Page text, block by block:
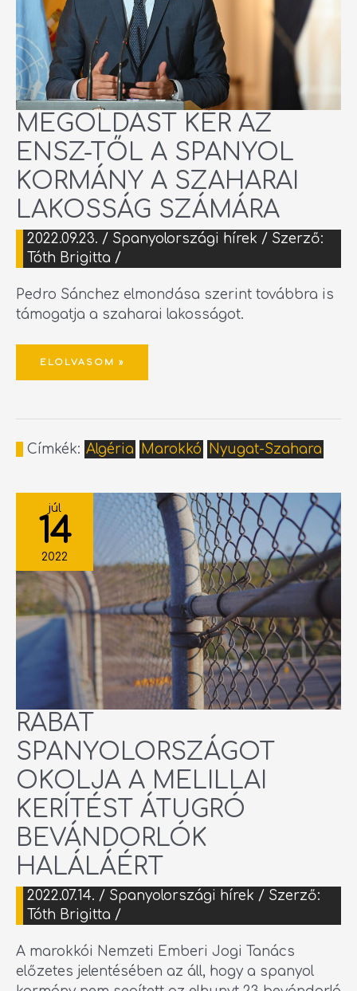
MEGOLDÁST KÉR AZ
ENSZ-TŐL A SPANYOL
KORMÁNY A SZAHARAI
LAKOSSÁG SZÁMÁRA
2022.09.23. / Spanyolországi hírek / Szerző:
Tóth Brigitta /
Pedro Sánchez elmondása szerint továbbra is
támogatja a szaharai lakosságot.
ELOLVASOM »
Címkék: Algéria Marokkó Nyugat-Szahara
júl
14
2022
RABAT
SPANYOLORSZÁGOT
OKOLJA A MELILLAI
KERÍTÉST ÁTUGRÓ
BEVÁNDORLÓK
HALÁLÁÉRT
2022.07.14. / Spanyolországi hírek / Szerző:
Tóth Brigitta /
A marokkói Nemzeti Emberi Jogi Tanács
előzetes jelentésében az áll, hogy a spanyol
SPANYOLORSZÁGOT
OKOLJA
A
MELILLAI
KERÍTÉST
BEVÁNDORLÓK
HALÁLÁÉRT